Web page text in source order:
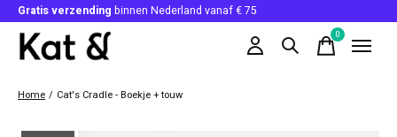
Gratis verzending binnen Nederland vanaf € 75
0items
Home / Cat's Cradle - Boekje + touw